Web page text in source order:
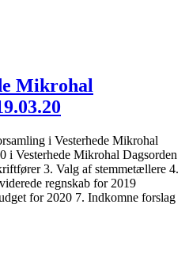
Mikrohal
i Vesterhede Mikrohal
i Vesterhede Mikrohal Dagsorden
3. Valg af stemmetællere 4.
regnskab for 2019
for 2020 7. Indkomne forslag